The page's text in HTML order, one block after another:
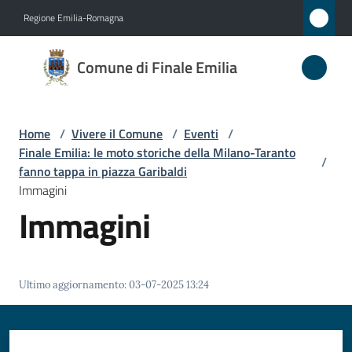
Regione Emilia-Romagna
Comune di Finale Emilia
Comune
di
Emilia
Amministrazione
Novità
Servizi
Home / Vivere il Comune / Eventi /
Finale Emilia: le moto storiche della Milano-Taranto
fanno tappa in piazza Garibaldi
/
Immagini
Immagini
Ultimo aggiornamento:03-07-2025 13:24